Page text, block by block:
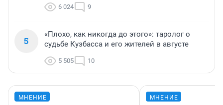
6 024 9
5
«Плохо, как никогда до этого»: таролог о
судьбе Кузбасса и его жителей в августе
5 505 10
МНЕНИЕ МНЕНИЕ